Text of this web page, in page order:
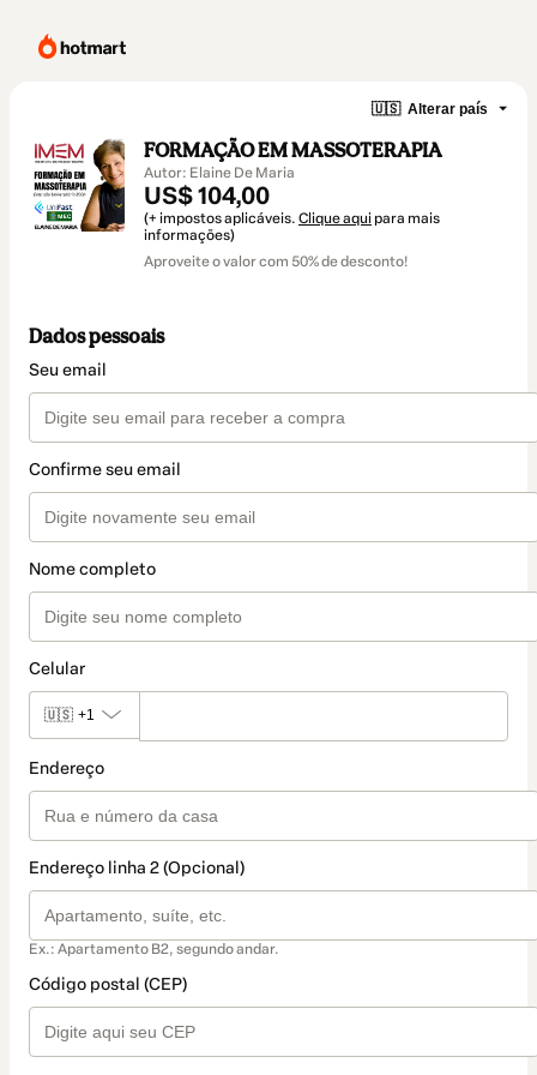
🇺🇸 Alterar país
FORMAÇÃO EM MASSOTERAPIA
Autor: Elaine De Maria
US$ 104,00
(+ impostos aplicáveis. Clique aqui para mais
informações)
Aproveite o valor com 50% de desconto!
Dados pessoais
Seu email
Confirme seu email
Nome completo
Celular
🇺🇸 +1
Endereço
Endereço linha 2 (Opcional)
Ex.: Apartamento B2, segundo andar.
Código postal (CEP)